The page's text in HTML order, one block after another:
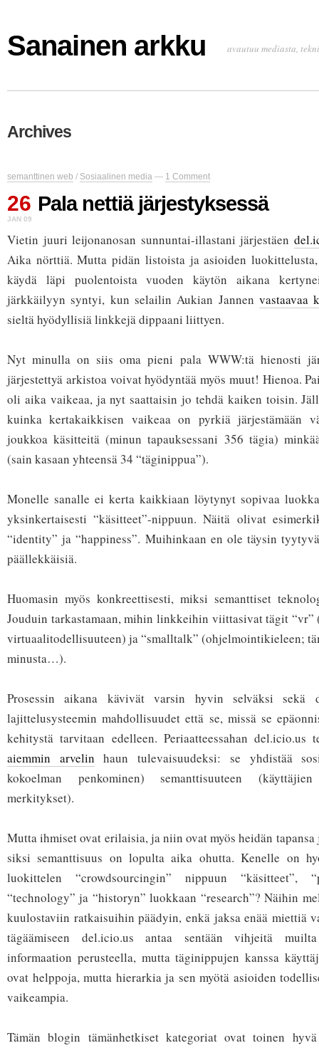
Sanainen arkku avautuu mediasta,
Archives
semanttinen web / Sosiaalinen media — 1 Comment
26
JAN 09
Pala nettiä järjestyksessä
Vietin juuri leijonanosan sunnuntai-illastani järjestäen
Aika nörttiä. Mutta pidän listoista ja asioiden
käydä läpi puolentoista vuoden käytön aikana
järkkäilyyn syntyi, kun selailin Aukian Jannen vastaavaa
sieltä hyödyllisiä linkkejä dippaani liittyen.
Nyt minulla on siis oma pieni pala WWW:tä hienosti
järjestettyä arkistoa voivat hyödyntää myös muut! Hienoa.
oli aika vaikeaa, ja nyt saattaisin jo tehdä kaiken toisin.
kuinka kertakaikkisen vaikeaa on pyrkiä järjestämään
joukkoa käsitteitä (minun tapauksessani 356 tägia)
(sain kasaan yhteensä 34 “täginippua”).
Monelle sanalle ei kerta kaikkiaan löytynyt sopivaa
yksinkertaisesti “käsitteet”-nippuun. Näitä olivat
“identity” ja “happiness”. Muihinkaan en ole täysin
päällekkäisiä.
Huomasin myös konkreettisesti, miksi semanttiset
Jouduin tarkastamaan, mihin linkkeihin viittasivat tägit “vr”
virtuaalitodellisuuteen) ja “smalltalk” (ohjelmointikieleen;
minusta…).
Prosessin aikana kävivät varsin hyvin selväksi sekä
lajittelusysteemin mahdollisuudet että se, missä se
kehitystä tarvitaan edelleen. Periaatteessahan
aiemmin arvelin haun tulevaisuudeksi: se yhdistää
kokoelman penkominen) semanttisuuteen
merkitykset).
Mutta ihmiset ovat erilaisia, ja niin ovat myös heidän tapansa
siksi semanttisuus on lopulta aika ohutta. Kenelle on
luokittelen “crowdsourcingin” nippuun “käsitteet”,
“technology” ja “historyn” luokkaan “research”? Näihin
kuulostaviin ratkaisuihin päädyin, enkä jaksa enää miettiä
tägäämiseen del.icio.us antaa sentään vihjeitä
informaation perusteella, mutta täginippujen kanssa
ovat helppoja, mutta hierarkia ja sen myötä asioiden
vaikeampia.
Tämän blogin tämänhetkiset kategoriat ovat toinen